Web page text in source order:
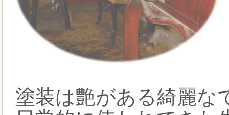
塗装は艶がある綺麗な